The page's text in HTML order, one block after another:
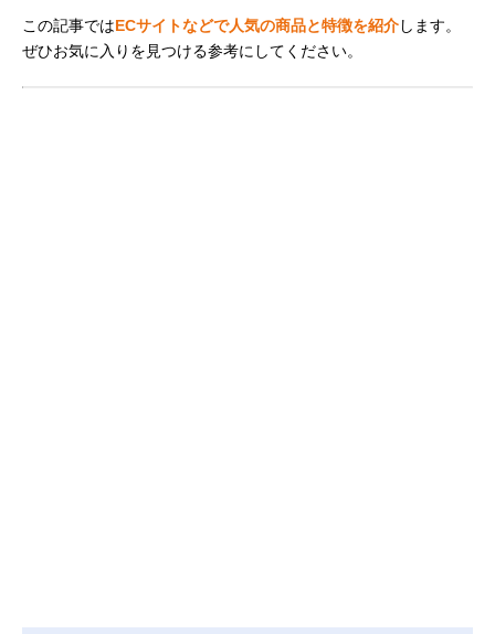
この記事ではECサイトなどで人気の商品と特徴を紹介します。
ぜひお気に入りを見つける参考にしてください。